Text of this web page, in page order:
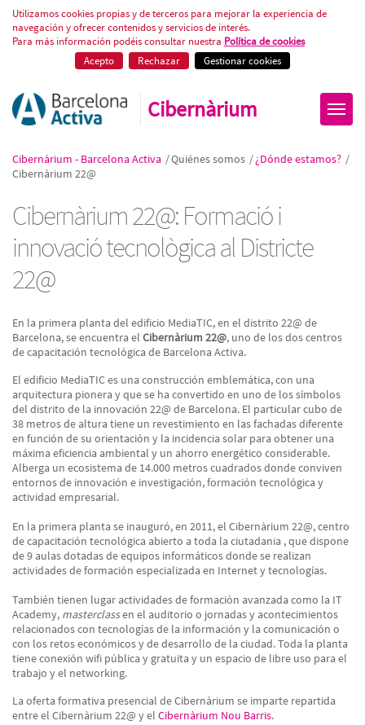
Cibernàrium 22@
Utilizamos cookies propias y de terceros para mejorar la experiencia de
navegación y ofrecer contenidos y servicios de interés.
Para más información podéis consultar nuestra Política de cookies
Acepto
Rechazar Gestionar cookies
Cibernàrium
Cibernàrium - Barcelona Activa /Quiénes somos /¿Dónde estamos? /
Cibernàrium 22@
Cibernàrium 22@: Formació i
innovació tecnològica al Districte
22@
En la primera planta del edificio MediaTIC, en el distrito 22@ de
Barcelona, se encuentra el Cibernàrium 22@, uno de los dos centros
de capacitación tecnológica de Barcelona Activa.
El edificio MediaTIC es una construcción emblemática, con una
arquitectura pionera y que se ha convertido en uno de los símbolos
del distrito de la innovación 22@ de Barcelona. El particular cubo de
38 metros de altura tiene un revestimiento en las fachadas diferente
en función de su orientación y la incidencia solar para obtener una
máxima eficiencia ambiental y un ahorro energético considerable.
Alberga un ecosistema de 14.000 metros cuadrados donde conviven
entornos de innovación e investigación, formación tecnológica y
actividad empresarial.
En la primera planta se inauguró, en 2011, el Cibernàrium 22@, centro
de capacitación tecnológica abierto a toda la ciutadania , que dispone
de 9 aulas dotadas de equipos informáticos donde se realizan
actividades de formación especializada en Internet y tecnologías.
También tienen lugar actividades de formación avanzada como la IT
Academy, masterclassen el auditorio o jornadas y acontecimientos
relacionados con tecnologías de la información y la comunicación o
con los retos económicos y de desarrollo de la ciudad. Toda la planta
tiene conexión wifi pública y gratuita y un espacio de libre uso para el
trabajo y el networking.
La oferta formativa presencial de Cibernàrium se imparte repartida
entre el Cibernàrium 22@ y el Cibernàrium Nou Barris.